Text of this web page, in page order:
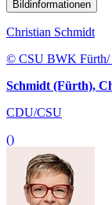
Bildinformationen
Christian Schmidt
© CSU BWK Fürth/
Schmidt (Fürth),
CDU/CSU
()